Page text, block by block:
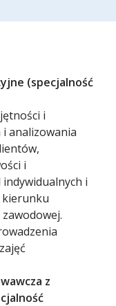
(specjalność
i
analizowania
i
i
kierunku
z